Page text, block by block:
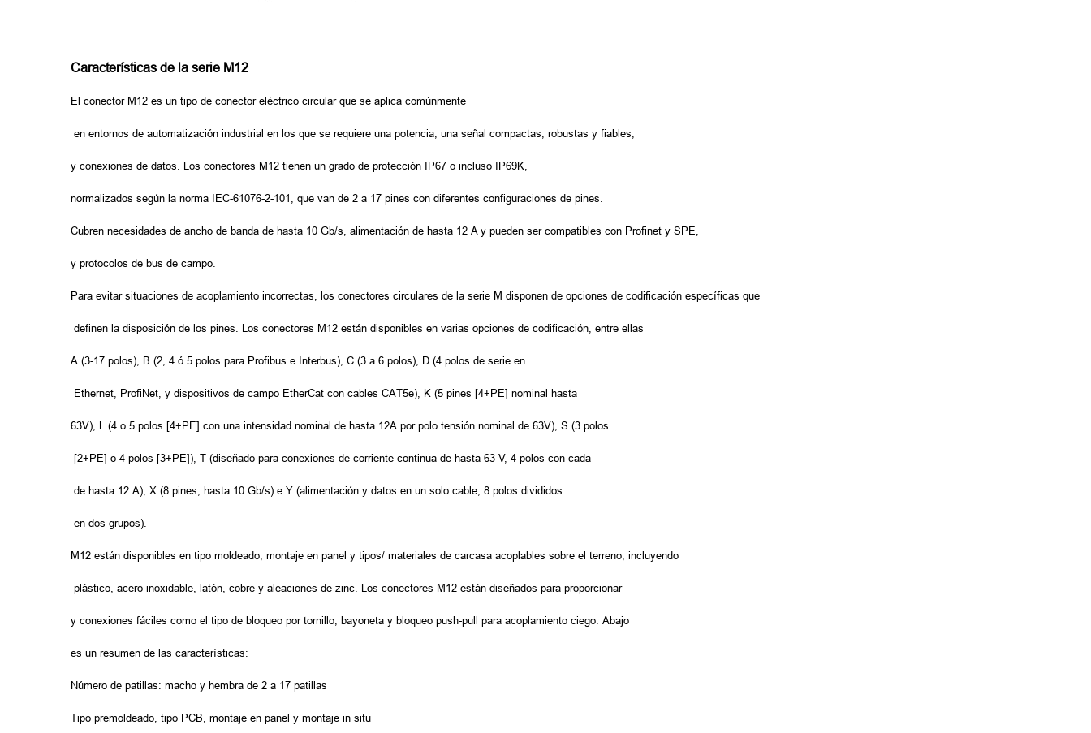
Características de la serie M12
El conector M12 es un tipo de conector eléctrico circular que se aplica comúnmente
en entornos de automatización industrial en los que se requiere una potencia, una señal compactas, robustas y fiables,
y conexiones de datos. Los conectores M12 tienen un grado de protección IP67 o incluso IP69K,
normalizados según la norma IEC-61076-2-101, que van de 2 a 17 pines con diferentes configuraciones de pines.
Cubren necesidades de ancho de banda de hasta 10 Gb/s, alimentación de hasta 12 A y pueden ser compatibles con Profinet y SPE,
y protocolos de bus de campo.
Para evitar situaciones de acoplamiento incorrectas, los conectores circulares de la serie M disponen de opciones de codificación específicas que
definen la disposición de los pines. Los conectores M12 están disponibles en varias opciones de codificación, entre ellas
A (3-17 polos), B (2, 4 ó 5 polos para Profibus e Interbus), C (3 a 6 polos), D (4 polos de serie en
Ethernet, ProfiNet, y dispositivos de campo EtherCat con cables CAT5e), K (5 pines [4+PE] nominal hasta
63V), L (4 o 5 polos [4+PE] con una intensidad nominal de hasta 12A por polo tensión nominal de 63V), S (3 polos
[2+PE] o 4 polos [3+PE]), T (diseñado para conexiones de corriente continua de hasta 63 V, 4 polos con cada
de hasta 12 A), X (8 pines, hasta 10 Gb/s) e Y (alimentación y datos en un solo cable; 8 polos divididos
en dos grupos).
M12 están disponibles en tipo moldeado, montaje en panel y tipos/ materiales de carcasa acoplables sobre el terreno, incluyendo
plástico, acero inoxidable, latón, cobre y aleaciones de zinc. Los conectores M12 están diseñados para proporcionar
y conexiones fáciles como el tipo de bloqueo por tornillo, bayoneta y bloqueo push-pull para acoplamiento ciego. Abajo
es un resumen de las características:
Número de patillas: macho y hembra de 2 a 17 patillas
Tipo premoldeado, tipo PCB, montaje en panel y montaje in situ